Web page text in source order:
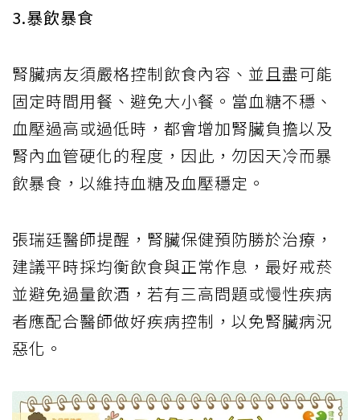
3.暴飲暴食
腎臟病友須嚴格控制飲食內容、並且盡可能
固定時間用餐、避免大小餐。當血糖不穩、
血壓過高或過低時，都會增加腎臟負擔以及
腎內血管硬化的程度，因此，勿因天冷而暴
飲暴食，以維持血糖及血壓穩定。
張瑞廷醫師提醒，腎臟保健預防勝於治療，
建議平時採均衡飲食與正常作息，最好戒菸
並避免過量飲酒，若有三高問題或慢性疾病
者應配合醫師做好疾病控制，以免腎臟病況
惡化。